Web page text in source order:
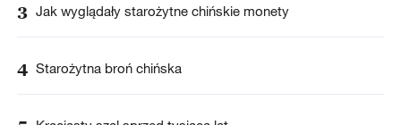
3 Jak wyglądały starożytne chińskie monety
4 Starożytna broń chińska